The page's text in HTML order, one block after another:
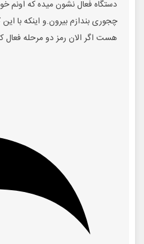
دستگاه فعال نشون میده که اونم
چجوری بندازم بیرون.و اینکه با
هست اگر الان رمز دو مرحله فعال